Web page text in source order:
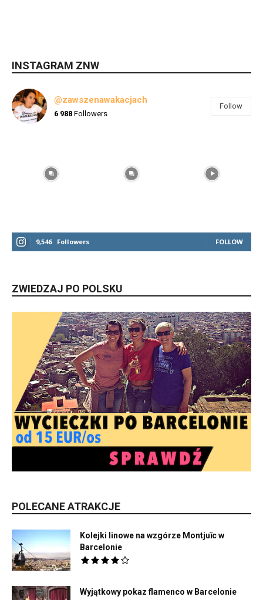
INSTAGRAM ZNW
@zawszenawakacjach
6 988 Followers
Follow
9,546 Followers FOLLOW
ZWIEDZAJ PO POLSKU
POLECANE ATRAKCJE
Kolejki linowe na wzgórze Montjuïc w
Barcelonie
Wyjątkowy pokaz flamenco w Barcelonie